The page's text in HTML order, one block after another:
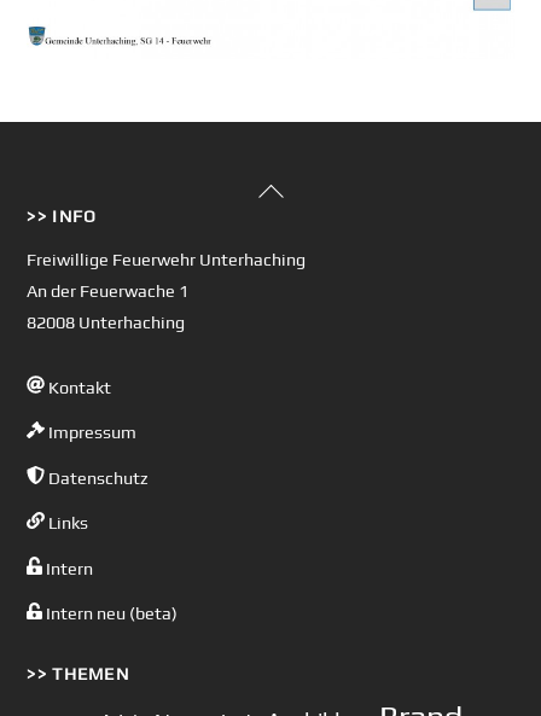
Back
>> INFO
Freiwillige Feuerwehr Unterhaching
An der Feuerwache 1
82008 Unterhaching
Kontakt
Impressum
Datenschutz
Links
Intern
Intern neu (beta)
>> THEMEN